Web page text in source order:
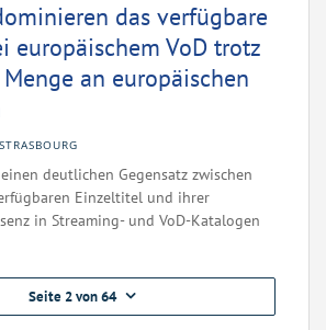
das verfügbare
europäischem VoD trotz
an europäischen
STRASBOURG
deutlichen Gegensatz zwischen
Einzeltitel und ihrer
in Streaming- und VoD-Katalogen
Seite 2 von 64